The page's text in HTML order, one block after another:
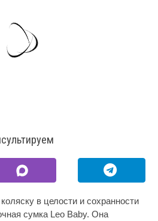
в целости и сохранности
сумка Leo Baby. Она